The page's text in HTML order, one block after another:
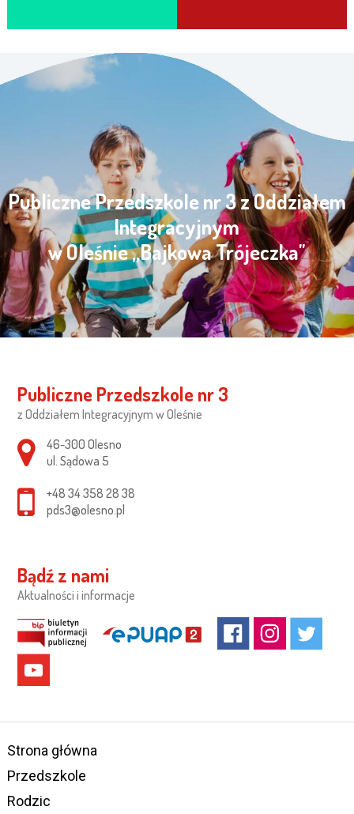
Publiczne Przedszkole nr 3 z Oddziałem
Integracyjnym
w Oleśnie „Bajkowa Trójeczka"
Publiczne Przedszkole nr 3
z Oddziałem Integracyjnym w Oleśnie
Adres pocztowy:
46-300 Olesno
ul. Sądowa 5
+48 34 358 28 38
pds3@olesno.pl
Bądź z nami
Aktualności i informacje
Strona główna
Przedszkole
Rodzic